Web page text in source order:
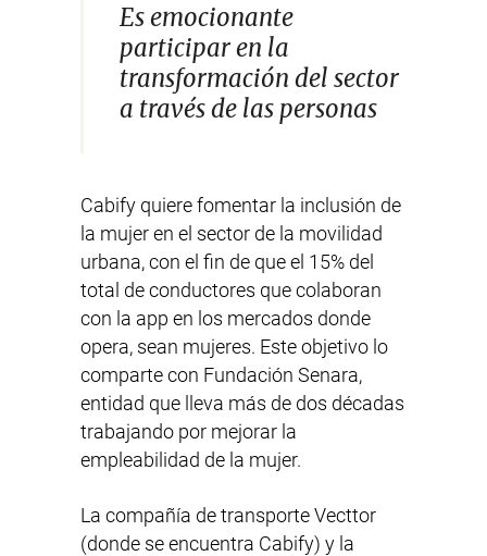
Es emocionante
participar en la
transformación del sector
a través de las personas
Cabify quiere fomentar la inclusión de
la mujer en el sector de la movilidad
urbana, con el fin de que el 15% del
total de conductores que colaboran
con la app en los mercados donde
opera, sean mujeres. Este objetivo lo
comparte con Fundación Senara,
entidad que lleva más de dos décadas
trabajando por mejorar la
empleabilidad de la mujer.
La compañía de transporte Vecttor
(donde se encuentra Cabify) y la